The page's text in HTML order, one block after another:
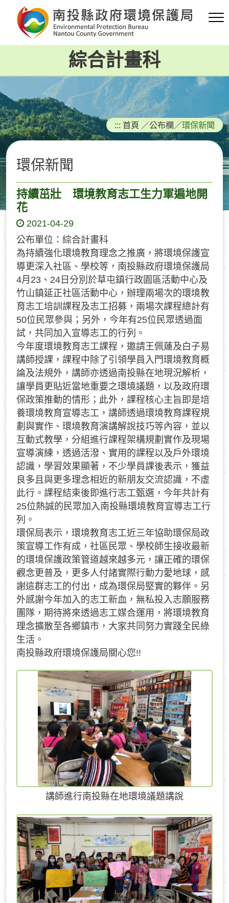
要
容
區
塊
綜合計畫科
::: 首頁 ／公布欄 ／環保新聞
環保新聞
持續茁壯 環境教育志工生力軍遍地開
花
2021-04-29
公布單位：綜合計畫科
為持續強化環境教育理念之推廣，將環境保護宣
導更深入社區、學校等，南投縣政府環境保護局
4月23、24日分別於草屯鎮行政園區活動中心及
竹山鎮延正社區活動中心，辦理兩場次的環境教
育志工培訓課程及志工招募，兩場次課程總計有
50位民眾參與；另外，今年有25位民眾透過面
試，共同加入宣導志工的行列。
今年度環境教育志工課程，邀請王佩蓮及白子易
講師授課，課程中除了引領學員入門環境教育概
論及法規外，講師亦透過南投縣在地現況解析，
讓學員更貼近當地重要之環境議題，以及政府環
保政策推動的情形；此外，課程核心主旨即是培
養環境教育宣導志工，講師透過環境教育課程規
劃與實作、環境教育演講解說技巧等內容，並以
互動式教學，分組進行課程架構規劃實作及現場
宣導演練，透過活潑、實用的課程以及戶外環境
認識，學習效果顯著，不少學員課後表示，獲益
良多且與更多理念相近的新朋友交流認識，不虛
此行。課程結束後即進行志工甄選，今年共計有
25位熱誠的民眾加入南投縣環境教育宣導志工行
列。
環保局表示，環境教育志工近三年協助環保局政
策宣導工作有成，社區民眾、學校師生接收最新
的環境保護政策管道越來越多元，讓正確的環保
觀念更普及，更多人付諸實際行動力愛地球，感
謝這群志工的付出，成為環保局堅實的夥伴。另
外感謝今年加入的志工新血，無私投入志願服務
團隊，期待將來透過志工媒合運用，將環境教育
理念擴散至各鄉鎮市，大家共同努力實踐全民綠
生活。
南投縣政府環境保護局關心您!!
講師進行南投縣在地環境議題講說